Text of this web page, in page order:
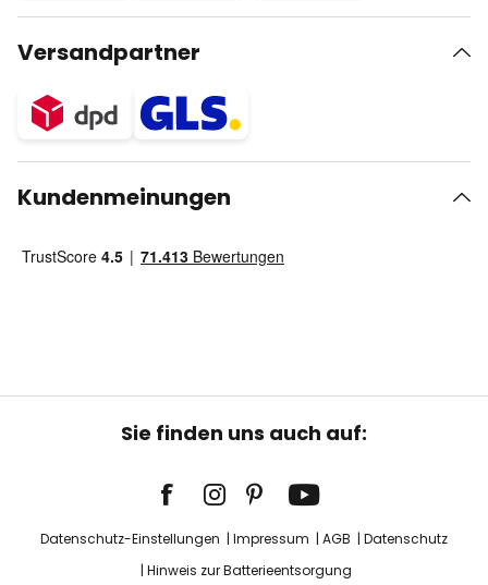
Versandpartner
Kundenmeinungen
Sie finden uns auch auf:
Datenschutz-Einstellungen Impressum AGB
Datenschutz
Hinweis zur Batterieentsorgung